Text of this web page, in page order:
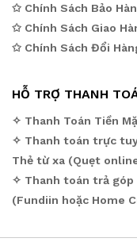
✩ Chính Sách Bảo
✩ Chính Sách Giao
✩ Chính Sách Đổi
HỖ TRỢ THANH
✧ Thanh Toán Tiền
✧ Thanh toán trực
Thẻ từ xa (Quẹt
✧ Thanh toán trả góp
(Fundiin hoặc Home